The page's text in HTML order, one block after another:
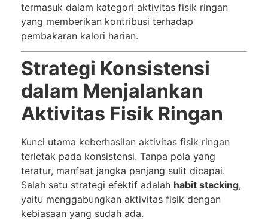
termasuk dalam kategori aktivitas fisik ringan
yang memberikan kontribusi terhadap
pembakaran kalori harian.
Strategi Konsistensi
dalam Menjalankan
Aktivitas Fisik Ringan
Kunci utama keberhasilan aktivitas fisik ringan
terletak pada konsistensi. Tanpa pola yang
teratur, manfaat jangka panjang sulit dicapai.
Salah satu strategi efektif adalah habit stacking,
yaitu menggabungkan aktivitas fisik dengan
kebiasaan yang sudah ada.